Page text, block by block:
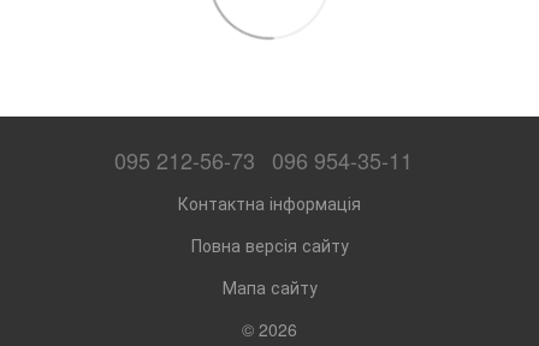
095 212-56-73 096 954-35-11
Контактна інформація
Повна версія сайту
Мапа сайту
© 2026